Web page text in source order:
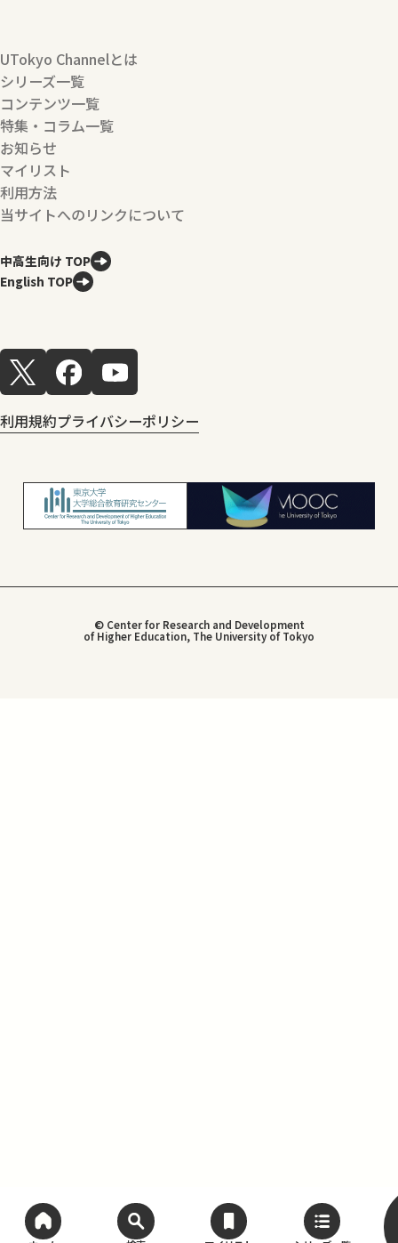
UTokyo Channelとは
シリーズ一覧
コンテンツ一覧
特集・コラム一覧
お知らせ
マイリスト
利用方法
当サイトへのリンクについて
中高生向け TOP
English TOP
利用規約プライバシーポリシー
© Center for Research and Development
of Higher Education, The University of Tokyo